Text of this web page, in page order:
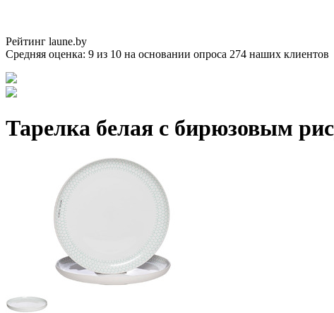
Рейтинг laune.by
Средняя оценка: 9 из 10 на основании опроса 274 наших клиентов
Тарелка белая с бирюзовым